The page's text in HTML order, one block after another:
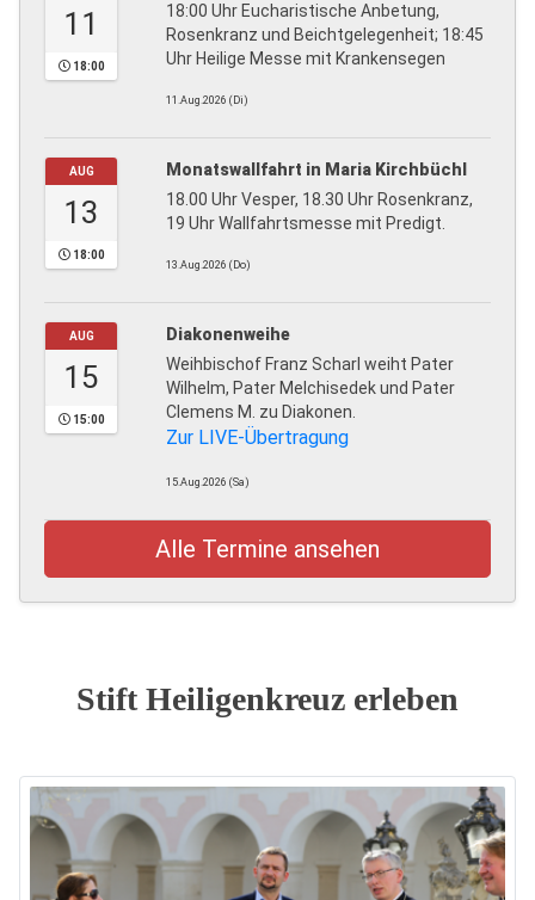
11
18:00
18:00 Uhr Eucharistische Anbetung,
Rosenkranz und Beichtgelegenheit; 18:45
Uhr Heilige Messe mit Krankensegen
11.Aug.2026 (Di)
AUG
13
18:00
Monatswallfahrt in Maria Kirchbüchl
18.00 Uhr Vesper, 18.30 Uhr Rosenkranz,
19 Uhr Wallfahrtsmesse mit Predigt.
13.Aug.2026 (Do)
AUG
15
15:00
Diakonenweihe
Weihbischof Franz Scharl weiht Pater
Wilhelm, Pater Melchisedek und Pater
Clemens M. zu Diakonen.
Zur LIVE-Übertragung
15.Aug.2026 (Sa)
Alle Termine ansehen
Stift Heiligenkreuz erleben